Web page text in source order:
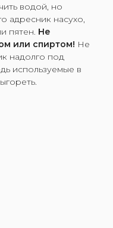
водой, но
адресник насухо,
пятен. Не
или спиртом! Не
надолго под
используемые в